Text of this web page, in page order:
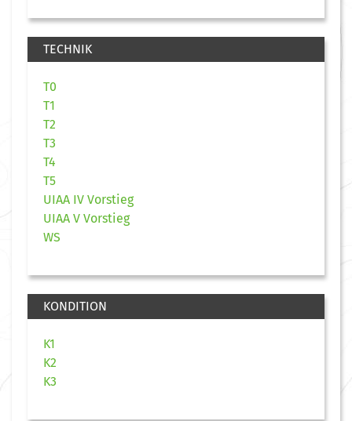
TECHNIK
T0
T1
T2
T3
T4
T5
UIAA IV Vorstieg
UIAA V Vorstieg
WS
KONDITION
K1
K2
K3